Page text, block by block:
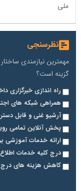
ملی
نظرسنجی
مهمترین نیازمندی
گزینه است؟
راه اندازی خبرگزاری
همراهی شبکه های
آرشیو غنی و قابل
پخش آنلاین تمامی
ارائه خدمات آموزشی
درج کلیه خدمات
کاهش هزینه های درج